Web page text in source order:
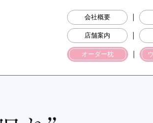
会社概要 ｜
店舗案内 ｜
オーダー枕 ｜